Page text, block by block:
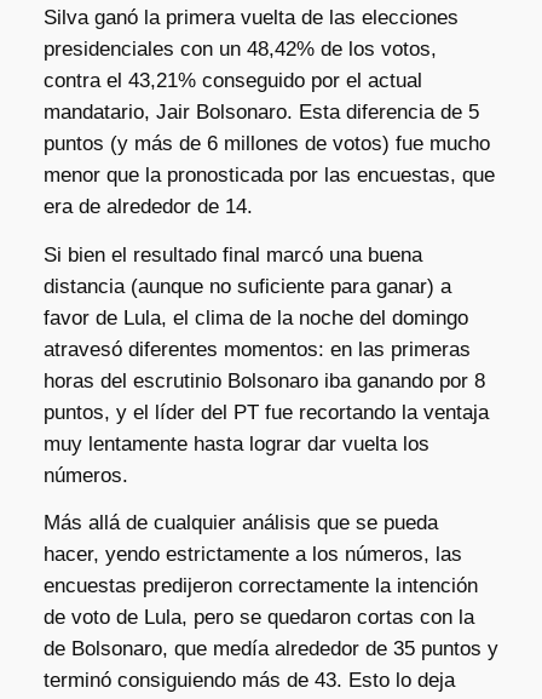
Silva ganó la primera vuelta de las elecciones
presidenciales con un 48,42% de los votos,
contra el 43,21% conseguido por el actual
mandatario, Jair Bolsonaro. Esta diferencia de 5
puntos (y más de 6 millones de votos) fue mucho
menor que la pronosticada por las encuestas, que
era de alrededor de 14.
Si bien el resultado final marcó una buena
distancia (aunque no suficiente para ganar) a
favor de Lula, el clima de la noche del domingo
atravesó diferentes momentos: en las primeras
horas del escrutinio Bolsonaro iba ganando por 8
puntos, y el líder del PT fue recortando la ventaja
muy lentamente hasta lograr dar vuelta los
números.
Más allá de cualquier análisis que se pueda
hacer, yendo estrictamente a los números, las
encuestas predijeron correctamente la intención
de voto de Lula, pero se quedaron cortas con la
de Bolsonaro, que medía alrededor de 35 puntos y
terminó consiguiendo más de 43. Esto lo deja